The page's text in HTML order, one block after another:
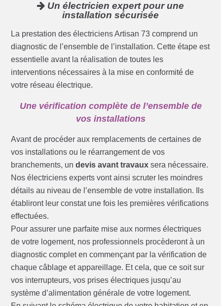
Un électricien expert pour une
installation sécurisée
La prestation des électriciens Artisan 73 comprend un
diagnostic de l’ensemble de l’installation. Cette étape est
essentielle avant la réalisation de toutes les
interventions nécessaires à la mise en conformité de
votre réseau électrique.
Une vérification complète de l’ensemble de
vos installations
Avant de procéder aux remplacements de certaines de
vos installations ou le réarrangement de vos
branchements, undevis avant travaux sera nécessaire.
Nos électriciens experts vont ainsi scruter les moindres
détails au niveau de l’ensemble de votre installation. Ils
établiront leur constat une fois les premières vérifications
effectuées.
Pour assurer une parfaite mise aux normes électriques
de votre logement, nos professionnels procèderont à un
diagnostic complet en commençant par la vérification de
chaque câblage et appareillage. Et cela, que ce soit sur
vos interrupteurs, vos prises électriques jusqu’au
système d’alimentation générale de votre logement.